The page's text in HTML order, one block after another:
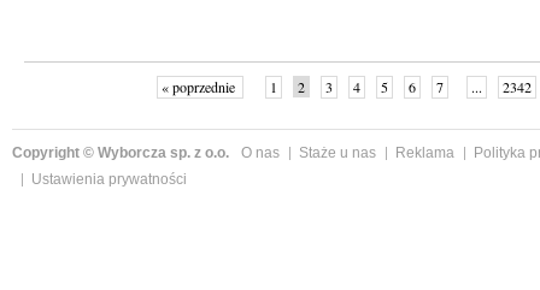
« poprzednie 1 2 3 4 5 6 7 ... 2342
Copyright © Wyborcza sp. z o.o. O nas Staże u nas Reklama
Polityka
Ustawienia prywatności